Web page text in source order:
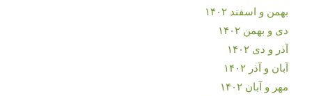
بهمن و اسفند ۱۴۰۲
دی و بهمن ۱۴۰۲
آذر و دی ۱۴۰۲
آبان و آذر ۱۴۰۲
مهر و آبان ۱۴۰۲